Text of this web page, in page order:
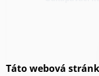
Táto webová